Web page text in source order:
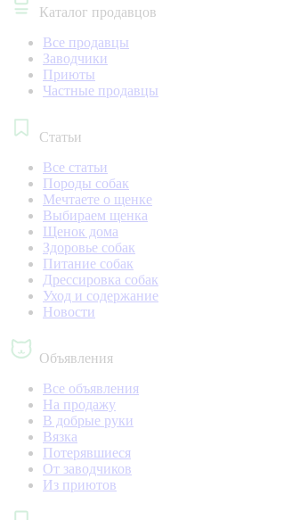
Каталог продавцов
Все продавцы
Заводчики
Приюты
Частные продавцы
Статьи
Все статьи
Породы собак
Мечтаете о щенке
Выбираем щенка
Щенок дома
Здоровье собак
Питание собак
Дрессировка собак
Уход и содержание
Новости
Объявления
Все объявления
На продажу
В добрые руки
Вязка
Потерявшиеся
От заводчиков
Из приютов